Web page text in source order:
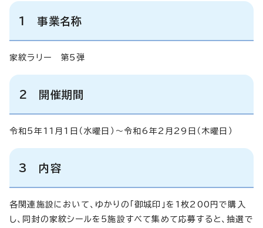
1 事業名称
家紋ラリー 第5弾
2 開催期間
令和5年11月1日（水曜日）～令和6年2月29日（木曜日）
3 内容
各関連施設において、ゆかりの「御城印」を1枚200円で購入
し、同封の家紋シールを5施設すべて集めて応募すると、抽選で